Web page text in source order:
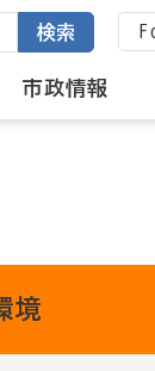
市政情報
検索
境